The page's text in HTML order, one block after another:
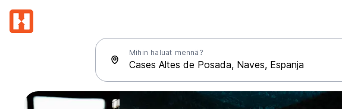
Mihin haluat mennä?